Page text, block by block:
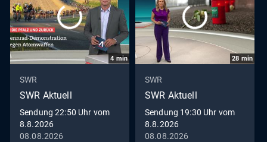
4 min
SWR
SWR Aktuell
Sendung 22:50 Uhr vom
8.8.2026
08.08.2026
28 min
SWR
SWR Aktuell
Sendung 19:30 Uhr vom
8.8.2026
08.08.2026